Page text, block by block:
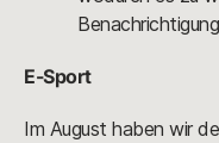
E-Sport
Im August haben wir